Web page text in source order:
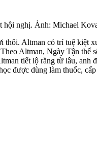
hội nghị. Ảnh: Michael
thôi. Altman có trí tuệ kiệt
Altman, Ngày Tận
tiết lộ rằng từ lâu, anh
được dùng làm thuốc,